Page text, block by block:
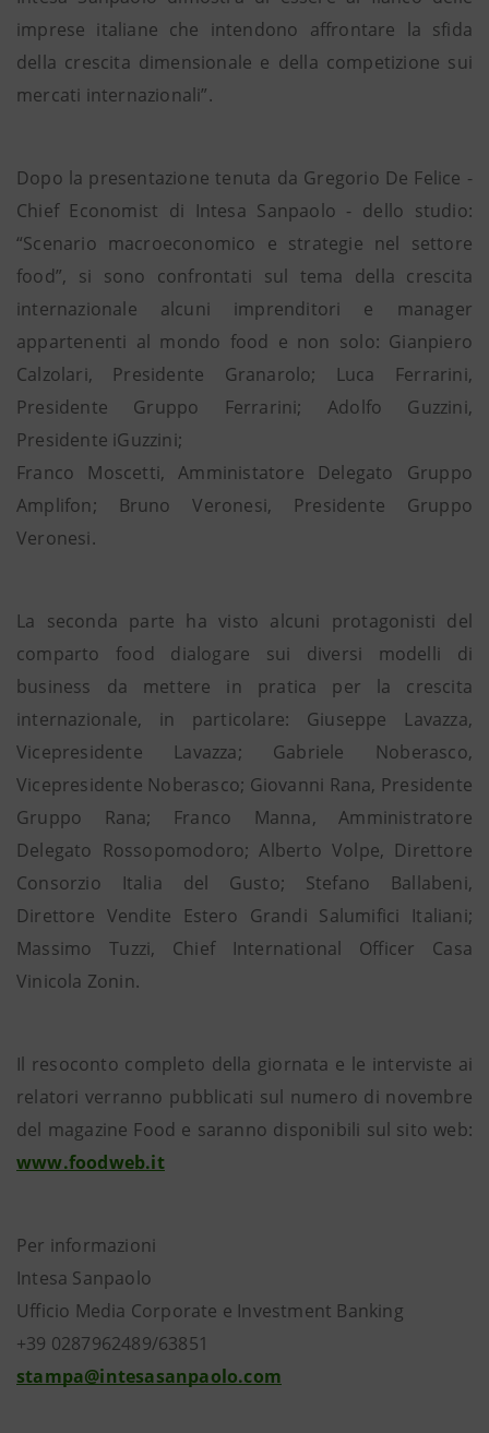
imprese italiane che intendono affrontare la sfida
della crescita dimensionale e della competizione sui
mercati internazionali”.
Dopo la presentazione tenuta da Gregorio De Felice -
Chief Economist di Intesa Sanpaolo - dello studio:
“Scenario macroeconomico e strategie nel settore
food”, si sono confrontati sul tema della crescita
internazionale alcuni imprenditori e manager
appartenenti al mondo food e non solo: Gianpiero
Calzolari, Presidente Granarolo; Luca Ferrarini,
Presidente Gruppo Ferrarini; Adolfo Guzzini,
Presidente iGuzzini;
Franco Moscetti, Amministatore Delegato Gruppo
Amplifon; Bruno Veronesi, Presidente Gruppo
Veronesi.
La seconda parte ha visto alcuni protagonisti del
comparto food dialogare sui diversi modelli di
business da mettere in pratica per la crescita
internazionale, in particolare: Giuseppe Lavazza,
Vicepresidente Lavazza; Gabriele Noberasco,
Vicepresidente Noberasco; Giovanni Rana, Presidente
Gruppo Rana; Franco Manna, Amministratore
Delegato Rossopomodoro; Alberto Volpe, Direttore
Consorzio Italia del Gusto; Stefano Ballabeni,
Direttore Vendite Estero Grandi Salumifici Italiani;
Massimo Tuzzi, Chief International Officer Casa
Vinicola Zonin.
Il resoconto completo della giornata e le interviste ai
relatori verranno pubblicati sul numero di novembre
del magazine Food e saranno disponibili sul sito web:
www.foodweb.it
Per informazioni
Intesa Sanpaolo
Ufficio Media Corporate e Investment Banking
+39 0287962489/63851
stampa@intesasanpaolo.com